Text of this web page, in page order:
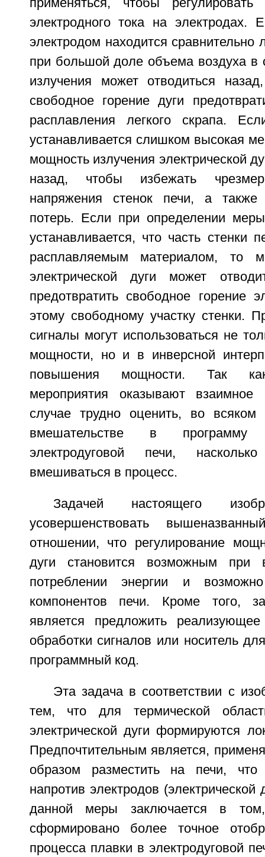
применяться, чтобы регулировать
электродного тока на электродах.
электродом находится сравнительно
при большой доле объема воздуха в
излучения может отводиться
свободное горение дуги
расплавления легкого скрапа.
устанавливается слишком высокая
мощность излучения электрической
назад, чтобы избежать
напряжения стенок печи, а
потерь. Если при определении
устанавливается, что часть стенки
расплавляемым материалом, то
электрической дуги может
предотвратить свободное горение
этому свободному участку стенки.
сигналы могут использоваться не
мощности, но и в инверсной
повышения мощности. Так
мероприятия оказывают
случае трудно оценить, во
вмешательстве в программу
электродуговой печи,
вмешиваться в процесс.
Задачей настоящего
усовершенствовать
отношении, что регулирование
дуги становится возможным при
потреблении энергии и
компонентов печи. Кроме того,
является предложить реализующее
обработки сигналов или носитель
программный код.
Эта задача в соответствии с
тем, что для термической
электрической дуги формируются
Предпочтительным является,
образом разместить на печи, что
напротив электродов
данной меры заключается в
сформировано более точное
процесса плавки в электродуговой